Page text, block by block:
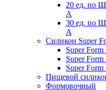
20 ед. по
А
30 ед. по
А
Силикон Super
Super Form
Super Form
Super Form
Пищевой
Формовочный